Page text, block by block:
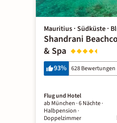
Mauritius · Südküste ·
Shandrani
& Spa
93% 628 Bewertungen
Flug und Hotel
ab München ·6 Nächte·
Halbpension·
Doppelzimmer